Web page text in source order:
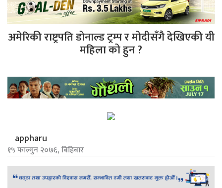
अमेरिकी राष्ट्रपति डोनाल्ड ट्रम्प र मोदीसँगै देखिएकी यी
महिला को हुन ?
appharu
१५ फाल्गुन २०७६, बिहिबार